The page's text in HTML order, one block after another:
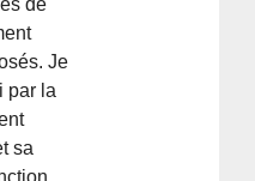
de
Je
par la
sa